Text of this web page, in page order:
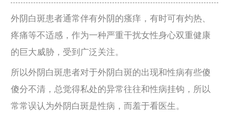
外阴白斑患者通常伴有外阴的瘙痒，有时可有灼热、
疼痛等不适感，作为一种严重干扰女性身心双重健康
的巨大威胁，受到广泛关注。
所以外阴白斑患者对于外阴白斑的出现和性病有些傻
傻分不清，总觉得私处的异常往往和性病挂钩，所以
常常误认为外阴白斑是性病，而羞于看医生。